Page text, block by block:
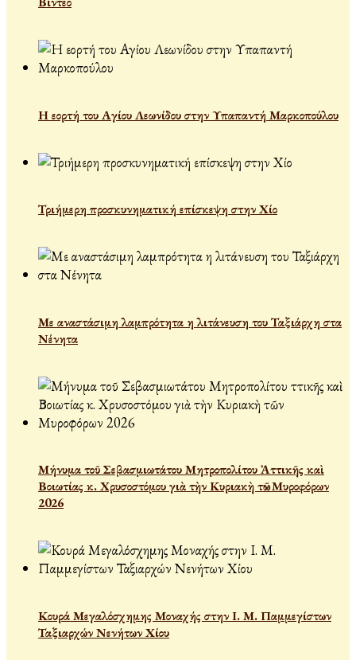
Η εορτή του Αγίου Λεωνίδου στην Υπαπαντή Μαρκοπούλου
Τριήμερη προσκυνηματική επίσκεψη στην Χίο
Με αναστάσιμη λαμπρότητα η λιτάνευση του Ταξιάρχη στα
Νένητα
Μήνυμα τοῦ Σεβασμιωτάτου Μητροπολίτου Ἀττικῆς καὶ
Βοιωτίας κ. Χρυσοστόμου γιὰ τὴν Κυριακὴ τῶν Μυροφόρων
2026
Κουρά Μεγαλόσχημης Μοναχής στην Ι. Μ. Παμμεγίστων
Ταξιαρχών Νενήτων Χίου